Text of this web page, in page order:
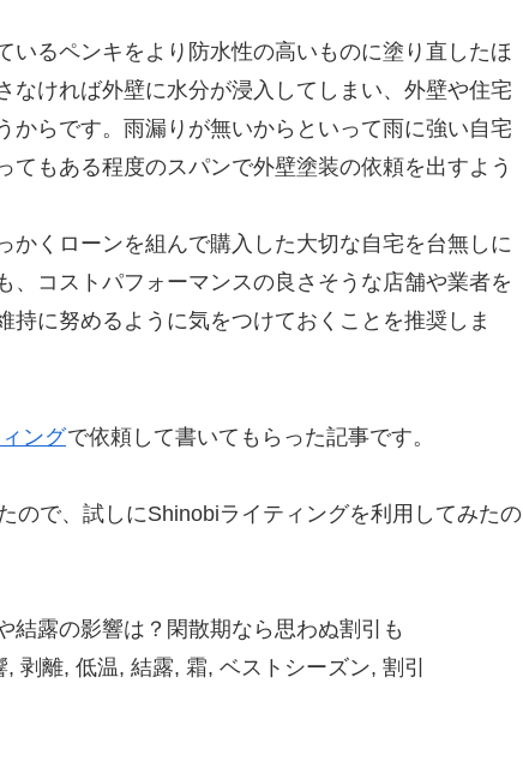
いるペンキをより防水性の高いものに塗り直したほ
なければ外壁に水分が浸入してしまい、外壁や住宅
からです。雨漏りが無いからといって雨に強い自宅
もある程度のスパンで外壁塗装の依頼を出すよう
かくローンを組んで購入した大切な自宅を台無しに
、コストパフォーマンスの良さそうな店舗や業者を
に努めるように気をつけておくことを推奨しま
ングで依頼して書いてもらった記事です。
ので、試しにShinobiライティングを利用してみたの
結露の影響は？閑散期なら思わぬ割引も
剥離, 低温, 結露, 霜, ベストシーズン, 割引